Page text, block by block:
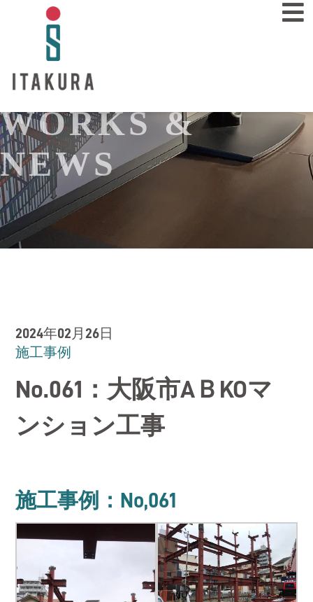
業務内容
SERVICE
施工事例
WORKS
会社概要
RECRUIT
CONTACT
WORKS &
NEWS
2024年02月26日
施工事例
No.061：大阪市AＢKOマ
ンション工事
施工事例：No,061